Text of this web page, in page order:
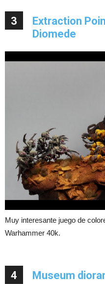
3
Extraction
Diomede
Muy interesante juego de
Warhammer 40k.
4 Museum